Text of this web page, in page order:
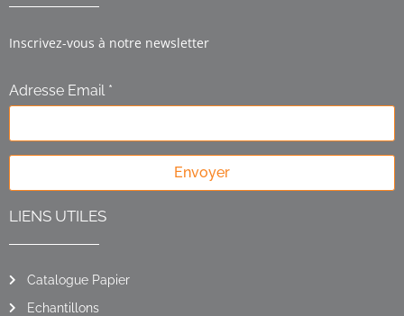
Inscrivez-vous à notre newsletter
Adresse Email *
Envoyer
LIENS UTILES
Catalogue Papier
Echantillons